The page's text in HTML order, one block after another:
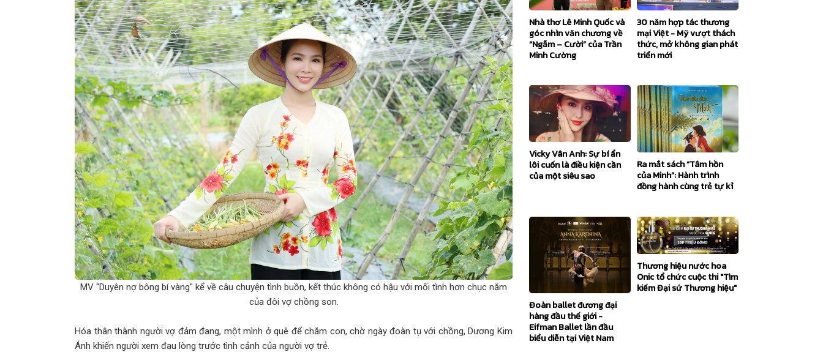
Gây Ấn Tượng Khi Ngồi Ghế Giám Khảo Tại Huế
Nguyễn Phương Nhã Hân - Tỏa sáng bằng đam mê và sự
nỗ lực bền bỉ
Lê Trần Anh Khôi - Mẫu nhí tiềm năng và hành trình theo
đuổi ánh đèn sân khấu
Lisa Tran Triumphantly Wins “Double Titles” at the Miss
Global Peace Entrepreneur 2025 Pageant
Vicky Vân Anh: Sự bí ẩn lôi cuốn là điều kiện cần của một
siêu sao
MV "Duyên nợ bông bí vàng" kể về câu chuyện tình buồn, kết thúc không có hậu với mối tình hơn chục năm
của đôi vợ chồng son.
Hóa thân thành người vợ đảm đang, một mình ở quê để chăm con, chờ ngày đoàn tụ với chồng, Dương Kim
Ánh khiến người xem đau lòng trước tình cảnh của người vợ trẻ.
Nhà thơ Lê Minh Quốc và
góc nhìn văn chương về
“Ngẫm – Cười” của Trần
Minh Cường
30 năm hợp tác thương
mại Việt - Mỹ vượt thách
thức, mở không gian phát
triển mới
Vicky Vân Anh: Sự bí ẩn
lôi cuốn là điều kiện cần
của một siêu sao
Ra mắt sách “Tâm hồn
của Minh”: Hành trình
đồng hành cùng trẻ tự kỉ
Đoàn ballet đương đại
hàng đầu thế giới -
Eifman Ballet lần đầu
biểu diễn tại Việt Nam
Thương hiệu nước hoa
Onic tổ chức cuộc thi "Tìm
kiếm Đại sứ Thương hiệu"